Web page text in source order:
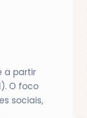
a partir
O foco
sociais,